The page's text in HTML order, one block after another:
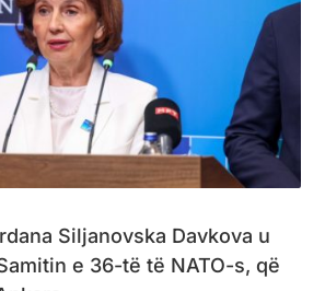
Siljanovska Davkova u
e 36-të të NATO-s, që